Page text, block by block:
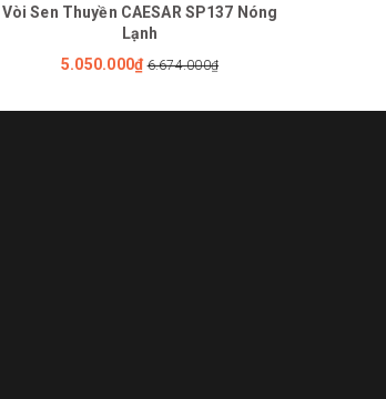
Vòi Sen Thuyền CAESAR SP137 Nóng
Lạnh
5.050.000₫ 6.674.000₫